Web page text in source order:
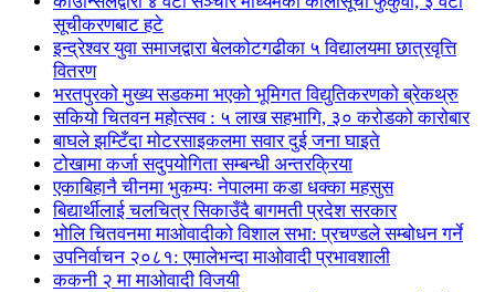
सूचीकरणबाट हटे
इन्द्रेश्वर युवा समाजद्वारा बेलकोटगढीका ५ विद्यालयमा छात्रवृत्ति
वितरण
भरतपुरको मुख्य सडकमा भएको भूमिगत विद्युतिकरणको ब्रेकथ्रु
सकियो चितवन महोत्सव : ५ लाख सहभागि, ३० करोडको कारोबार
बाघले झम्टिँदा मोटरसाइकलमा सवार दुई जना घाइते
टोखामा कर्जा सदुपयोगिता सम्बन्धी अन्तरक्रिया
एकाबिहानै चीनमा भुकम्पः नेपालमा कडा धक्का महसुस
बिद्यार्थीलाई चलचित्र सिकाउँदै बागमती प्रदेश सरकार
भोलि चितवनमा माओवादीको विशाल सभा: प्रचण्डले सम्बोधन गर्ने
उपनिर्वाचन २०८१: एमालेभन्दा माओवादी प्रभावशाली
ककनी २ मा माओवादी विजयी